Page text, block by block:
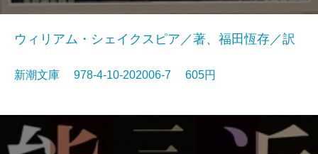
ウィリアム・シェイクスピア／著、福田恆存／訳
新潮文庫 978-4-10-202006-7 605円